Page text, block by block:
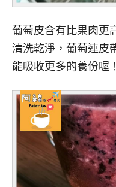
葡萄皮含有比果肉更
清洗乾淨，葡萄連皮
能吸收更多的養份喔！